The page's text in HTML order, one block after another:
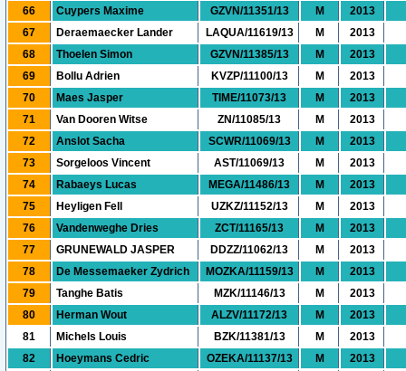
66
Cuypers Maxime GZVN/11351/13 M
2013
67
Deraemaecker Lander LAQUA/11619/13 M
2013
68
Thoelen Simon GZVN/11385/13 M
2013
69
Bollu Adrien KVZP/11100/13 M
2013
70
Maes Jasper TIME/11073/13 M
2013
71
Van Dooren Witse ZN/11085/13 M
2013
72
Anslot Sacha SCWR/11069/13 M
2013
73
Sorgeloos Vincent AST/11069/13 M
2013
74
Rabaeys Lucas MEGA/11486/13 M
2013
75
Heyligen Fell UZKZ/11152/13 M
2013
76
Vandenweghe Dries ZCT/11165/13 M
2013
77
GRUNEWALD JASPER DDZZ/11062/13 M
2013
78
De Messemaeker Zydrich MOZKA/11159/13 M
2013
79
Tanghe Batis MZK/11146/13 M
2013
80
Herman Wout ALZV/11172/13 M
2013
81
Michels Louis BZK/11381/13 M
2013
82
Hoeymans Cedric OZEKA/11137/13 M
2013